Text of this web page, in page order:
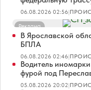
06.08.2026 02:56|
Реклама
В Ярославской
БПЛА
06.08.2026 02:46|
Водитель
фурой под
05.08.2026 20:02|